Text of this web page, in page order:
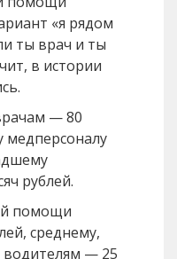
«я рядом
ты врач и ты
в истории
— 80
медперсоналу
рублей.
помощи
среднему,
— 25